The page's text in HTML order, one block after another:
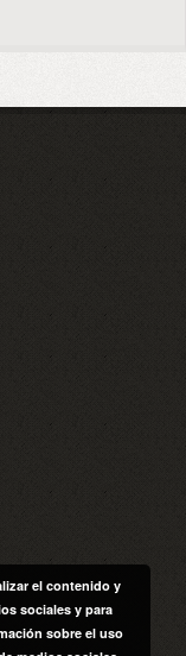
el contenido y
sociales y para
sobre el uso